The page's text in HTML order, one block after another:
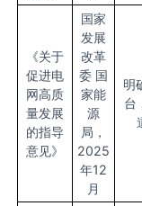
《关于
促进电
网高质
量发展
的指导
意见》
国家
发展
改革
委 国
家能
源
局，
2025
年12
月
明
台